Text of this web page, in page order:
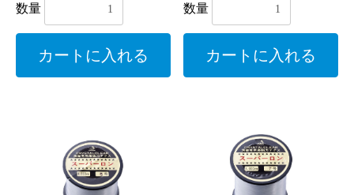
数量
カートに入れる
数量
カートに入れる
お買い物を続ける
カートへ進む